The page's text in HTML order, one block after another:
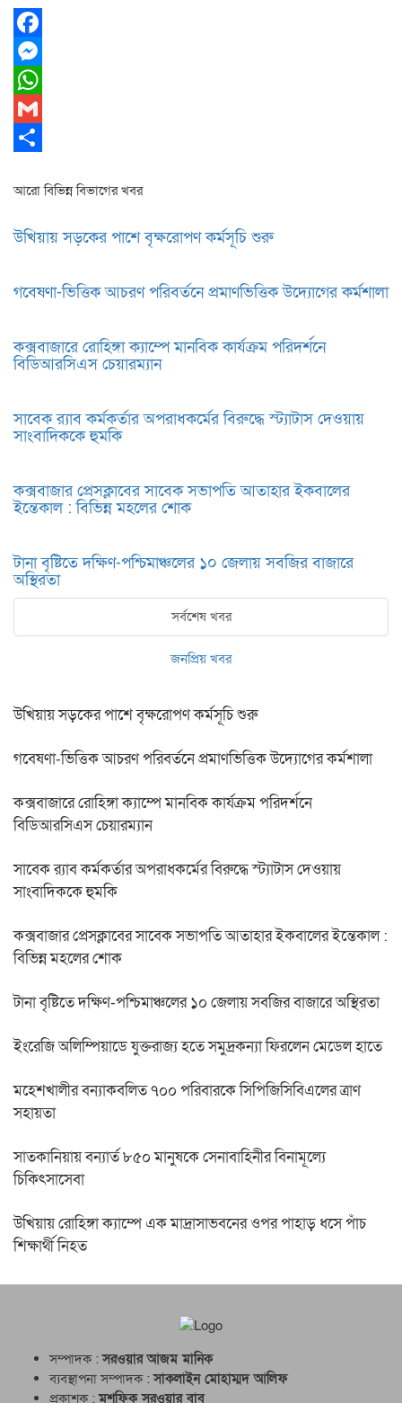
Facebook
Messenger
WhatsApp
Gmail
আরো বিভিন্ন বিভাগের খবর
উখিয়ায় সড়কের পাশে বৃক্ষরোপণ কর্মসূচি শুরু
গবেষণা-ভিত্তিক আচরণ পরিবর্তনে প্রমাণভিত্তিক উদ্যোগের কর্মশালা
কক্সবাজারে রোহিঙ্গা ক্যাম্পে মানবিক কার্যক্রম পরিদর্শনে
বিডিআরসিএস চেয়ারম্যান
সাবেক র‍্যাব কর্মকর্তার অপরাধকর্মের বিরুদ্ধে স্ট্যাটাস দেওয়ায়
সাংবাদিককে হুমকি
কক্সবাজার প্রেসক্লাবের সাবেক সভাপতি আতাহার ইকবালের
ইন্তেকাল : বিভিন্ন মহলের শোক
টানা বৃষ্টিতে দক্ষিণ-পশ্চিমাঞ্চলের ১০ জেলায় সবজির বাজারে
অস্থিরতা
সর্বশেষ খবর
জনপ্রিয় খবর
উখিয়ায় সড়কের পাশে বৃক্ষরোপণ কর্মসূচি শুরু
গবেষণা-ভিত্তিক আচরণ পরিবর্তনে প্রমাণভিত্তিক উদ্যোগের কর্মশালা
কক্সবাজারে রোহিঙ্গা ক্যাম্পে মানবিক কার্যক্রম পরিদর্শনে
বিডিআরসিএস চেয়ারম্যান
সাবেক র‍্যাব কর্মকর্তার অপরাধকর্মের বিরুদ্ধে স্ট্যাটাস দেওয়ায়
সাংবাদিককে হুমকি
কক্সবাজার প্রেসক্লাবের সাবেক সভাপতি আতাহার ইকবালের ইন্তেকাল :
বিভিন্ন মহলের শোক
টানা বৃষ্টিতে দক্ষিণ-পশ্চিমাঞ্চলের ১০ জেলায় সবজির বাজারে অস্থিরতা
ইংরেজি অলিম্পিয়াডে যুক্তরাজ্য হতে সমুদ্রকন্যা ফিরলেন মেডেল হাতে
মহেশখালীর বন্যাকবলিত ৭০০ পরিবারকে সিপিজিসিবিএলের ত্রাণ
সহায়তা
সাতকানিয়ায় বন্যার্ত ৮৫০ মানুষকে সেনাবাহিনীর বিনামূল্যে
চিকিৎসাসেবা
উখিয়ায় রোহিঙ্গা ক্যাম্পে এক মাদ্রাসাভবনের ওপর পাহাড় ধসে পাঁচ
শিক্ষার্থী নিহত
সম্পাদক :সরওয়ার আজম মানিক
ব্যবস্থাপনা সম্পাদক :সাকলাইন মোহাম্মদ আলিফ
প্রকাশক :মুশফিক সরওয়ার বাবু